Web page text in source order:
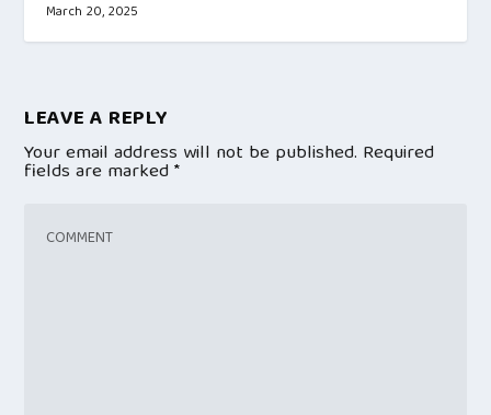
March 20, 2025
LEAVE A REPLY
Your email address will not be published. Required
fields are marked*